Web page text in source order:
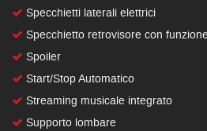
Specchietti laterali elettrici
Specchietto retrovisore con
Spoiler
Start/Stop Automatico
Streaming musicale integrato
Supporto lombare